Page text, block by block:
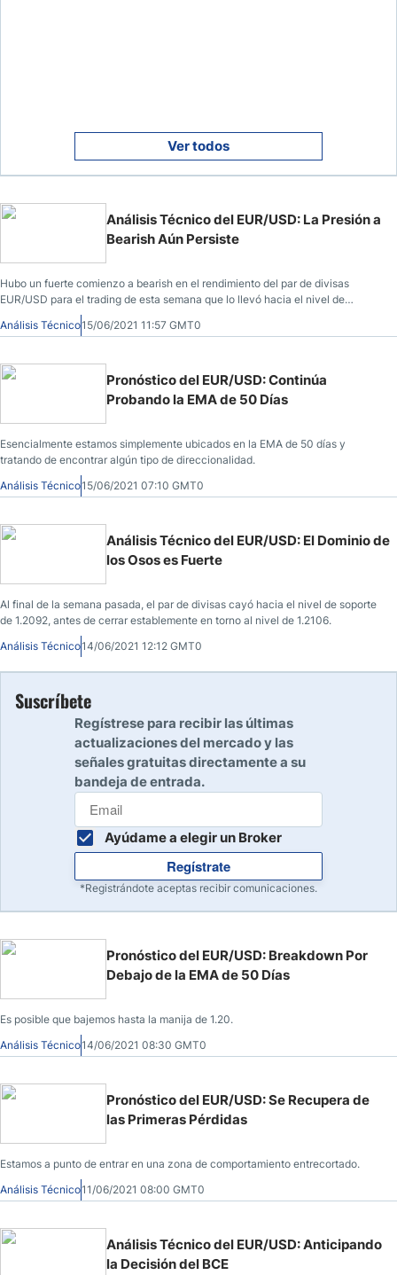
Ver todos
Análisis Técnico del EUR/USD: La Presión a
Bearish Aún Persiste
Hubo un fuerte comienzo a bearish en el rendimiento del par de divisas
EUR/USD para el trading de esta semana que lo llevó hacia el nivel de
soporte de 1.2093.
Análisis Técnico15/06/2021 11:57 GMT0
Pronóstico del EUR/USD: Continúa
Probando la EMA de 50 Días
Esencialmente estamos simplemente ubicados en la EMA de 50 días y
tratando de encontrar algún tipo de direccionalidad.
Análisis Técnico15/06/2021 07:10 GMT0
Análisis Técnico del EUR/USD: El Dominio de
los Osos es Fuerte
Al final de la semana pasada, el par de divisas cayó hacia el nivel de soporte
de 1.2092, antes de cerrar establemente en torno al nivel de 1.2106.
Análisis Técnico14/06/2021 12:12 GMT0
Suscríbete
Regístrese para recibir las últimas
actualizaciones del mercado y las
señales gratuitas directamente a su
bandeja de entrada.
Ayúdame a elegir un Broker
Regístrate
*Registrándote aceptas recibir comunicaciones.
Pronóstico del EUR/USD: Breakdown Por
Debajo de la EMA de 50 Días
Es posible que bajemos hasta la manija de 1.20.
Análisis Técnico14/06/2021 08:30 GMT0
Pronóstico del EUR/USD: Se Recupera de
las Primeras Pérdidas
Estamos a punto de entrar en una zona de comportamiento entrecortado.
Análisis Técnico11/06/2021 08:00 GMT0
Análisis Técnico del EUR/USD: Anticipando
la Decisión del BCE